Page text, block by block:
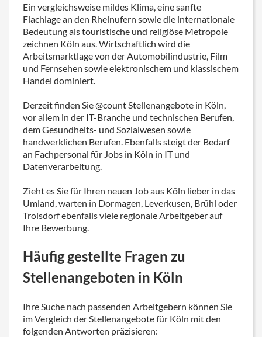
Ein vergleichsweise mildes Klima, eine sanfte
Flachlage an den Rheinufern sowie die internationale
Bedeutung als touristische und religiöse Metropole
zeichnen Köln aus. Wirtschaftlich wird die
Arbeitsmarktlage von der Automobilindustrie, Film
und Fernsehen sowie elektronischem und klassischem
Handel dominiert.
Derzeit finden Sie @‌count Stellenangebote in Köln,
vor allem in der IT-Branche und technischen Berufen,
dem Gesundheits- und Sozialwesen sowie
handwerklichen Berufen. Ebenfalls steigt der Bedarf
an Fachpersonal für Jobs in Köln in IT und
Datenverarbeitung.
Zieht es Sie für Ihren neuen Job aus Köln lieber in das
Umland, warten in Dormagen, Leverkusen, Brühl oder
Troisdorf ebenfalls viele regionale Arbeitgeber auf
Ihre Bewerbung.
Häufig gestellte Fragen zu
Stellenangeboten in Köln
Ihre Suche nach passenden Arbeitgebern können Sie
im Vergleich der Stellenangebote für Köln mit den
folgenden Antworten präzisieren: